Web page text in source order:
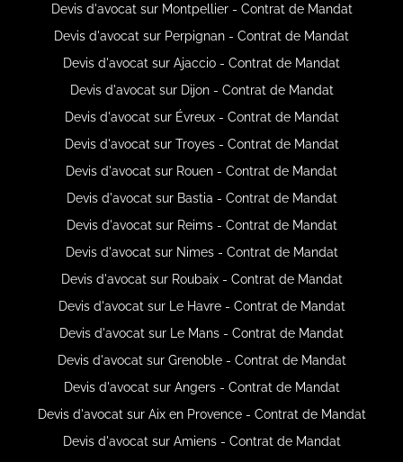
Devis d'avocat sur Montpellier - Contrat de Mandat
Devis d'avocat sur Perpignan - Contrat de Mandat
Devis d'avocat sur Ajaccio - Contrat de Mandat
Devis d'avocat sur Dijon - Contrat de Mandat
Devis d'avocat sur Évreux - Contrat de Mandat
Devis d'avocat sur Troyes - Contrat de Mandat
Devis d'avocat sur Rouen - Contrat de Mandat
Devis d'avocat sur Bastia - Contrat de Mandat
Devis d'avocat sur Reims - Contrat de Mandat
Devis d'avocat sur Nimes - Contrat de Mandat
Devis d'avocat sur Roubaix - Contrat de Mandat
Devis d'avocat sur Le Havre - Contrat de Mandat
Devis d'avocat sur Le Mans - Contrat de Mandat
Devis d'avocat sur Grenoble - Contrat de Mandat
Devis d'avocat sur Angers - Contrat de Mandat
Devis d'avocat sur Aix en Provence - Contrat de Mandat
Devis d'avocat sur Amiens - Contrat de Mandat